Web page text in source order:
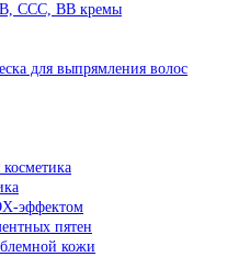
ССС, ВВ кремы
для выпрямления волос
эффектом
пятен
кожи